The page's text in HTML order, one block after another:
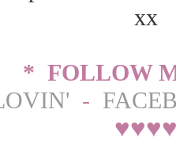
xx
* FOLLOW
-
♥♥♥